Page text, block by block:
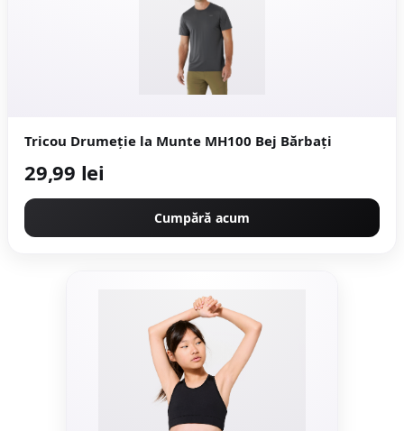
Tricou Drumeție la Munte MH100 Bej Bărbați
29,99 lei
Cumpără acum